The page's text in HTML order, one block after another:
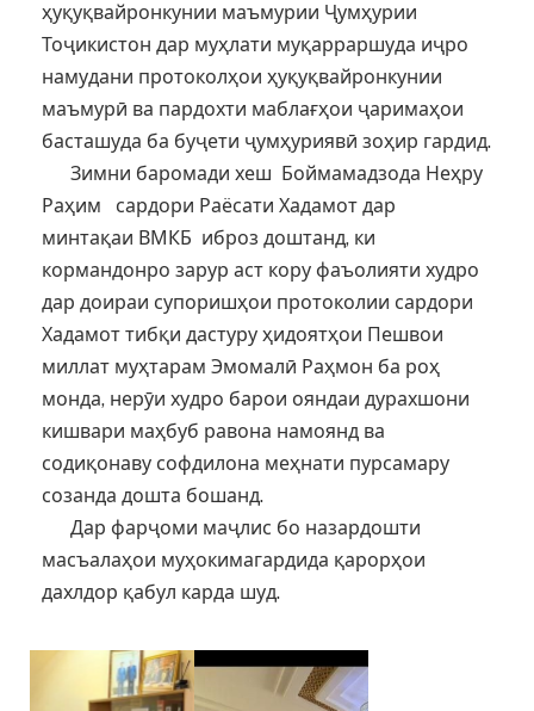
ҳуқуқвайронкунии маъмурии Ҷумҳурии
Тоҷикистон дар муҳлати муқарраршуда иҷро
намудани протоколҳои ҳуқуқвайронкунии
маъмурӣ ва пардохти маблағҳои ҷаримаҳои
басташуда ба буҷети ҷумҳуриявӣ зоҳир гардид.
Зимни баромади хеш Боймамадзода Неҳру
Раҳим сардори Раёсати Хадамот дар
минтақаи ВМКБ иброз доштанд, ки
кормандонро зарур аст кору фаъолияти худро
дар доираи супоришҳои протоколии сардори
Хадамот тибқи дастуру ҳидоятҳои Пешвои
миллат муҳтарам Эмомалӣ Раҳмон ба роҳ
монда, нерӯи худро барои ояндаи дурахшони
кишвари маҳбуб равона намоянд ва
содиқонаву софдилона меҳнати пурсамару
созанда дошта бошанд.
Дар фарҷоми маҷлис бо назардошти
масъалаҳои муҳокимагардида қарорҳои
дахлдор қабул карда шуд.